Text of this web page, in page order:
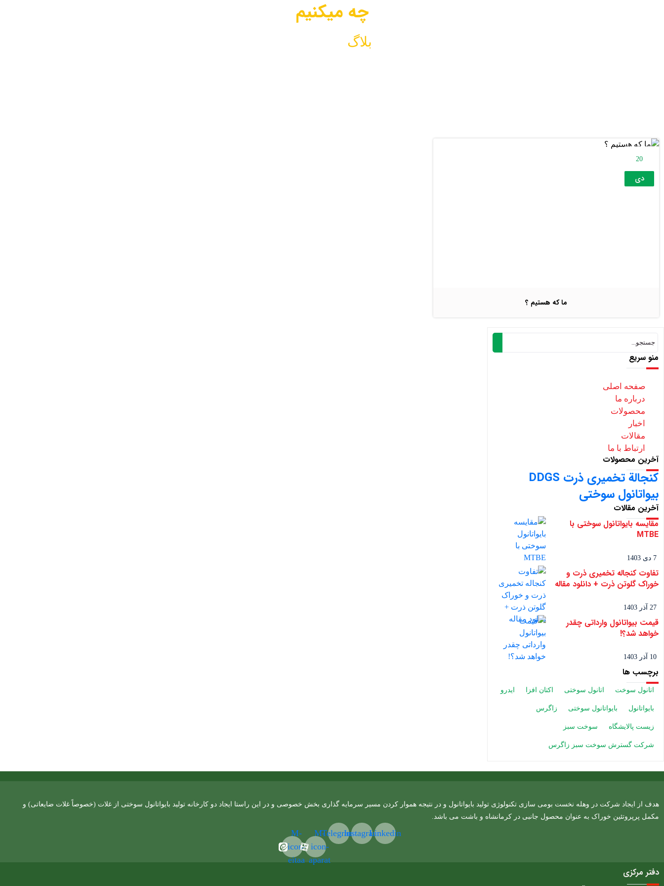
چه میکنیم
بلاگ
ما که هستیم ؟
20
دی
منو سریع
صفحه اصلی
درباره ما
محصولات
اخبار
مقالات
ارتباط با ما
آخرین محصولات
کنجالة تخمیری ذرت DDGS
بیواتانول سوختی
آخرین مقالات
مقایسه بایواتانول سوختی با
MTBE
7 دی 1403
تفاوت کنجاله تخمیری ذرت و
خوراک گلوتن ذرت + دانلود مقاله
27 آذر 1403
قیمت بیواتانول وارداتی چقدر
خواهد شد؟!
10 آذر 1403
برچسب ها
اتانول سوخت اتانول سوختی اکتان افزا ایدرو
بایواتانول بایواتانول سوختی زاگرس
زیست پالایشگاه سوخت سبز
شرکت گسترش سوخت سبز زاگرس
هدف از ایجاد شرکت در وهله نخست بومی سازی تکنولوژی تولید بایواتانول و در نتیجه هموار کردن مسیر سرمایه گذاری بخش خصوصی و در این راستا ایجاد دو کارخانه تولید بایواتانول سوختی از غلات (خصوصاً غلات ضایعاتی) و
مکمل پرپروتئین خوراک به عنوان محصول جانبی در کرمانشاه و باشت می باشد.
Linkedin
Instagram
Telegram
M-
icon-
aparat
M-
icon-
eitaa
دفتر مرکزی